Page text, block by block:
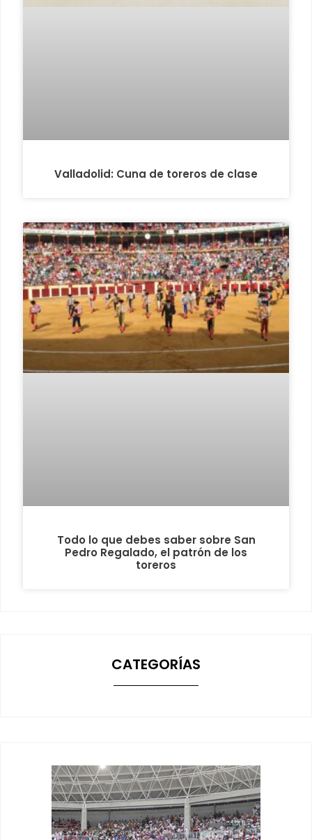
Valladolid: Cuna de toreros de clase
Todo lo que debes saber sobre San
Pedro Regalado, el patrón de los
toreros
CATEGORÍAS